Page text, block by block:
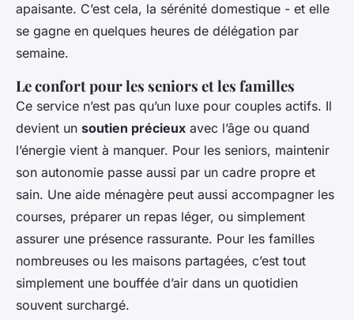
apaisante. C’est cela, la sérénité domestique - et elle
se gagne en quelques heures de délégation par
semaine.
Le confort pour les seniors et les familles
Ce service n’est pas qu’un luxe pour couples actifs. Il
devient un soutien précieux avec l’âge ou quand
l’énergie vient à manquer. Pour les seniors, maintenir
son autonomie passe aussi par un cadre propre et
sain. Une aide ménagère peut aussi accompagner les
courses, préparer un repas léger, ou simplement
assurer une présence rassurante. Pour les familles
nombreuses ou les maisons partagées, c’est tout
simplement une bouffée d’air dans un quotidien
souvent surchargé.